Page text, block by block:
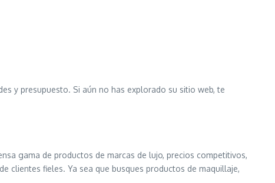
y presupuesto. Si aún no has explorado su sitio web, te
gama de productos de marcas de lujo, precios competitivos,
clientes fieles. Ya sea que busques productos de maquillaje,